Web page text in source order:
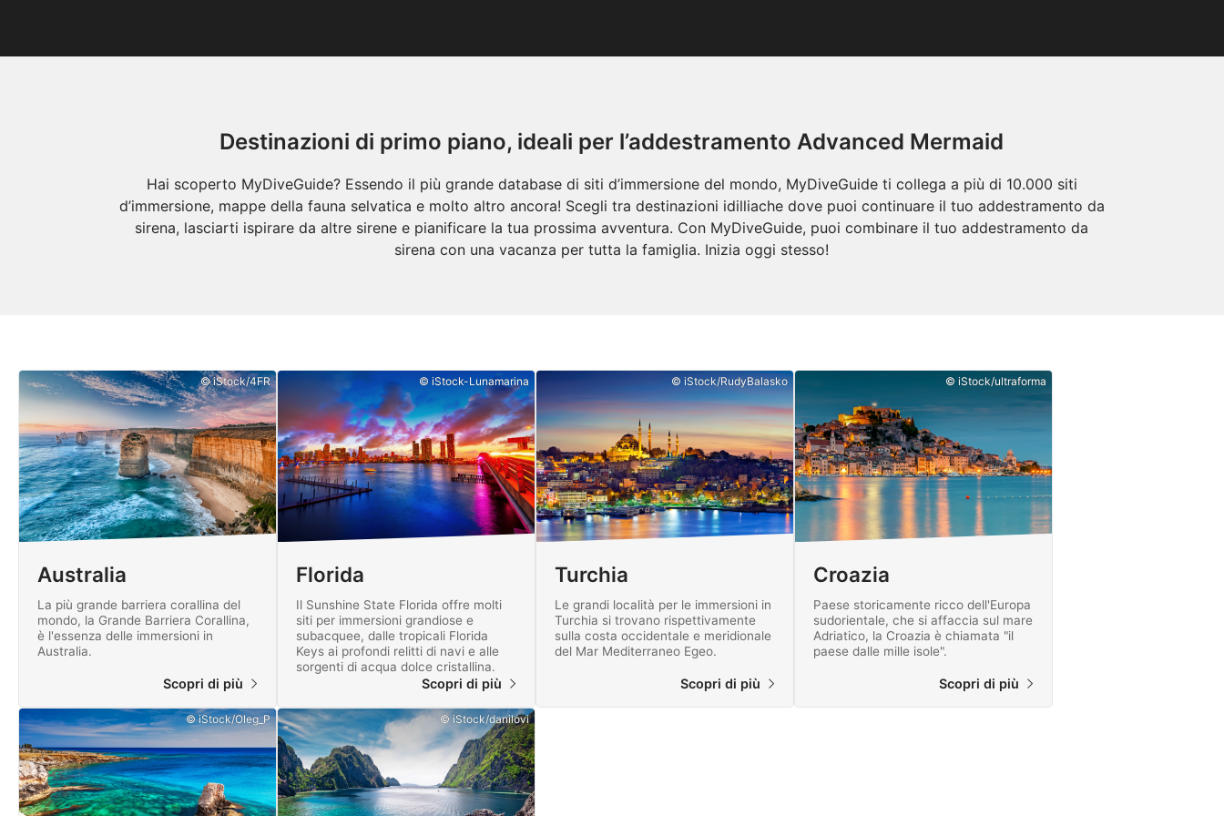
Destinazioni di primo piano, ideali per l’addestramento Advanced Mermaid
Hai scoperto MyDiveGuide? Essendo il più grande database di siti d’immersione del mondo, MyDiveGuide ti collega a più di 10.000 siti
d’immersione, mappe della fauna selvatica e molto altro ancora! Scegli tra destinazioni idilliache dove puoi continuare il tuo addestramento da
sirena, lasciarti ispirare da altre sirene e pianificare la tua prossima avventura. Con MyDiveGuide, puoi combinare il tuo addestramento da
sirena con una vacanza per tutta la famiglia. Inizia oggi stesso!
© iStock/4FR
Australia
La più grande barriera corallina del
mondo, la Grande Barriera Corallina,
è l'essenza delle immersioni in
Australia.
Scopri di più
© iStock-Lunamarina
Florida
Il Sunshine State Florida offre molti
siti per immersioni grandiose e
subacquee, dalle tropicali Florida
Keys ai profondi relitti di navi e alle
sorgenti di acqua dolce cristallina.
Scopri di più
© iStock/RudyBalasko
Turchia
Le grandi località per le immersioni in
Turchia si trovano rispettivamente
sulla costa occidentale e meridionale
del Mar Mediterraneo Egeo.
Scopri di più
© iStock/ultraforma
Croazia
Paese storicamente ricco dell'Europa
sudorientale, che si affaccia sul mare
Adriatico, la Croazia è chiamata "il
paese dalle mille isole".
Scopri di più
© iStock/Oleg_P © iStock/danilovi